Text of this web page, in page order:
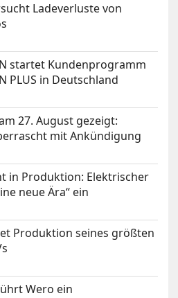
Ladeverluste von
startet Kundenprogramm
PLUS in Deutschland
27. August gezeigt:
mit Ankündigung
in Produktion: Elektrischer
neue Ära“ ein
Produktion seines größten
Wero ein